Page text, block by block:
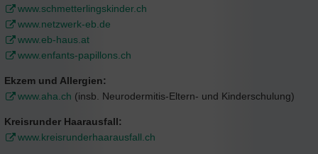
www.schmetterlingskinder.ch
www.netzwerk-eb.de
www.eb-haus.at
www.enfants-papillons.ch
Ekzem und Allergien:
www.aha.ch (insb. Neurodermitis-Eltern- und Kinderschulung)
Kreisrunder Haarausfall:
www.kreisrunderhaarausfall.ch